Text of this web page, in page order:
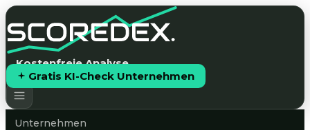
Kostenfreie Analyse
Gratis KI-Check Unternehmen
Unternehmen